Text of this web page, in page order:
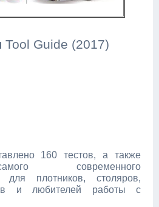
Tool Guide (2017)
160 тестов, а также
современного
для плотников, столяров,
и любителей работы с